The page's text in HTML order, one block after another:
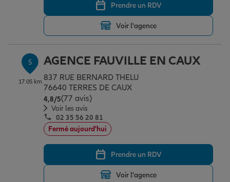
Prendre un RDV
Voir l'agence
5
17.05 km
AGENCE FAUVILLE EN CAUX
837 RUE BERNARD THELU
76640 TERRES DE CAUX
4,8/5Note de 4.8 sur 5
(77 avis)
Voir les avis
02 35 56 20 81
Fermé aujourd'hui
Prendre un RDV
Voir l'agence